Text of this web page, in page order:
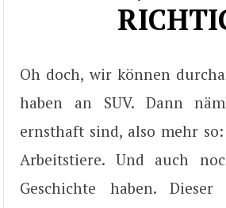
Oh doch, wir können
haben an SUV. Dann
ernsthaft sind, also mehr so:
Arbeitstiere. Und auch
Geschichte haben. Dieser